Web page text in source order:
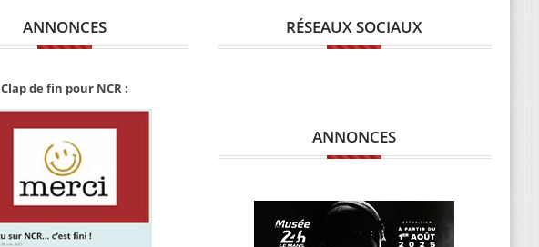
ANNONCES
Clap de fin pour NCR :
RÉSEAUX SOCIAUX
ANNONCES